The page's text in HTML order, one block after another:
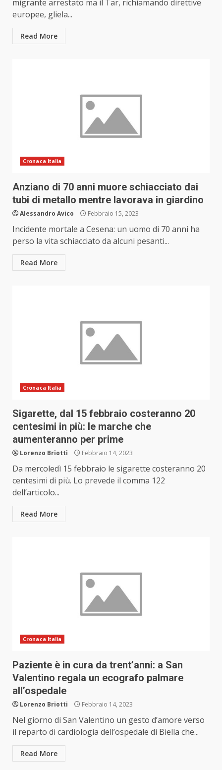
migrante arrestato ma il Tar, richiamando direttive
europee, gliela...
Read More
Cronaca Italia
Anziano di 70 anni muore schiacciato dai
tubi di metallo mentre lavorava in giardino
Alessandro Avico Febbraio 15, 2023
Incidente mortale a Cesena: un uomo di 70 anni ha
perso la vita schiacciato da alcuni pesanti...
Read More
Cronaca Italia
Sigarette, dal 15 febbraio costeranno 20
centesimi in più: le marche che
aumenteranno per prime
Lorenzo Briotti Febbraio 14, 2023
Da mercoledì 15 febbraio le sigarette costeranno 20
centesimi di più. Lo prevede il comma 122
dell’articolo...
Read More
Cronaca Italia
Paziente è in cura da trent’anni: a San
Valentino regala un ecografo palmare
all’ospedale
Lorenzo Briotti Febbraio 14, 2023
Nel giorno di San Valentino un gesto d’amore verso
il reparto di cardiologia dell’ospedale di Biella che...
Read More